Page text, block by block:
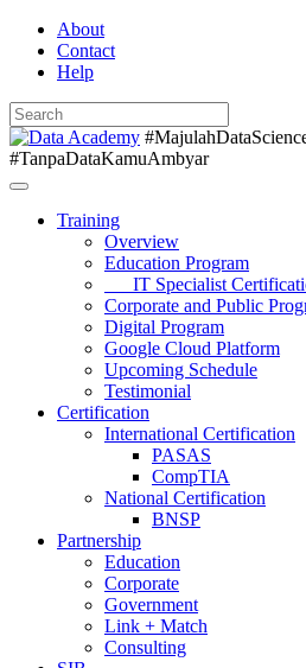
About
Contact
Help
#TanpaDataKamuAmbyar
Training
Overview
Education Program
IT Specialist
Corporate and Public
Digital Program
Google Cloud Platform
Upcoming Schedule
Testimonial
Certification
International Certification
PASAS
CompTIA
National Certification
BNSP
Partnership
Education
Corporate
Government
Link + Match
Consulting